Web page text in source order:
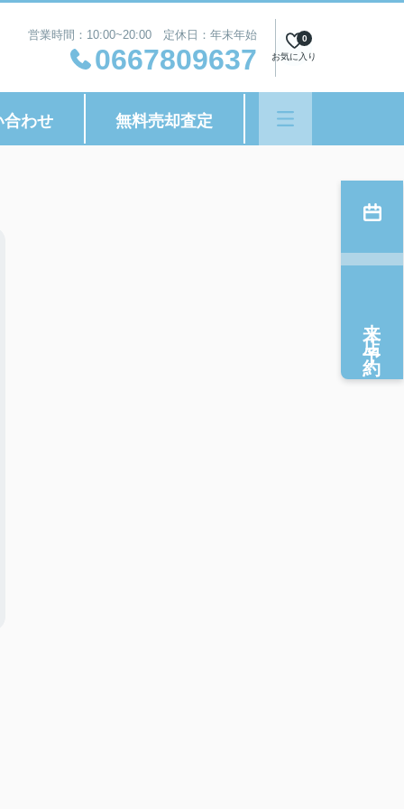
営業時間：10:00~20:00 定休日：年末年始
0667809637 お気に入り
0
合わせ 無料売却査定
来店予約